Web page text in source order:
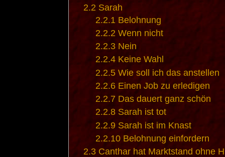
2.2 Sarah
2.2.1 Belohnung
2.2.2 Wenn nicht
2.2.3 Nein
2.2.4 Keine Wahl
2.2.5 Wie soll ich das anstellen
2.2.6 Einen Job zu erledigen
2.2.7 Das dauert ganz schön
2.2.8 Sarah ist tot
2.2.9 Sarah ist im Knast
2.2.10 Belohnung einfordern
2.3 Canthar hat Marktstand ohne